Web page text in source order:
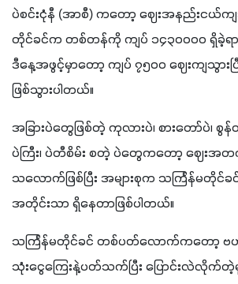
ပဲစင်းငုံနီ (အာစီ) ကတော့ ဈေးအနည်းငယ်ကျသွ
တိုင်ခင်က တစ်တန်ကို ကျပ် ၁၄၃၀၀၀၀ ရှိခဲ့ရာ
ဒီနေ့အဖွင့်မှာတော့ ကျပ် ၇၅၀၀ ဈေးကျသွားပ
ဖြစ်သွားပါတယ်။
အခြားပဲတွေဖြစ်တဲ့ ကုလားပဲ၊ စားတော်ပဲ၊ စွန်
ပဲကြီး၊ ပဲတီစိမ်း စတဲ့ ပဲတွေကတော့ ဈေးအ
သလောက်ဖြစ်ပြီး အများစုက သင်္ကြန်မတိုင်
အတိုင်းသာ ရှိနေတာဖြစ်ပါတယ်။
သင်္ကြန်မတိုင်ခင် တစ်ပတ်လောက်ကတော့ ဗ
သုံးငွေကြေးနဲ့ပတ်သက်ပြီး ပြောင်းလဲလိုက်တဲ့